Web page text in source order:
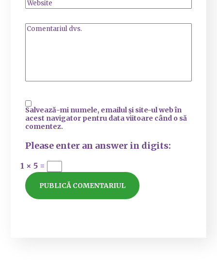
Salvează-mi numele, emailul și site-ul web în
acest navigator pentru data viitoare când o să
comentez.
Please enter an answer in digits:
1 × 5 =